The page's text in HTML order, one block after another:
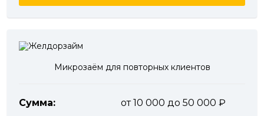
Микрозаём для повторных клиентов
Сумма:
от 10 000 до 50 000